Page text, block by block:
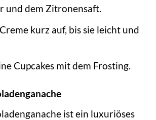
und dem Zitronensaft.
kurz auf, bis sie leicht und
Cupcakes mit dem Frosting.
ist ein luxuriöses